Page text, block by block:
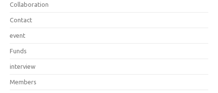
Collaboration
Contact
event
Funds
interview
Members